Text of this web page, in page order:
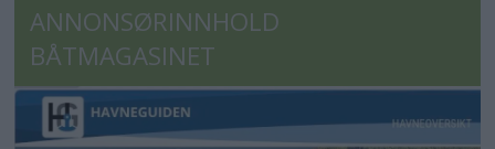
ANNONSØRINNHOLD
BÅTMAGASINET